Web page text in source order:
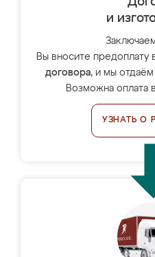
и
Вы вносите предоплату
договора, и мы отдаём
Возможна оплата
УЗНАТЬ О